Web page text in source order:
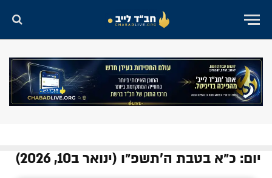
יום: כ״א בטבת ה׳תשפ״ו (ינואר ב10, 2026)